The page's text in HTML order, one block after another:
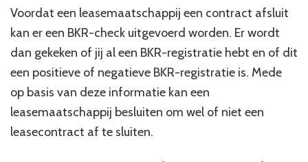
Voordat een leasemaatschappij een contract afsluit
kan er een BKR-check uitgevoerd worden. Er wordt
dan gekeken of jij al een BKR-registratie hebt en of dit
een positieve of negatieve BKR-registratie is. Mede
op basis van deze informatie kan een
leasemaatschappij besluiten om wel of niet een
leasecontract af te sluiten.